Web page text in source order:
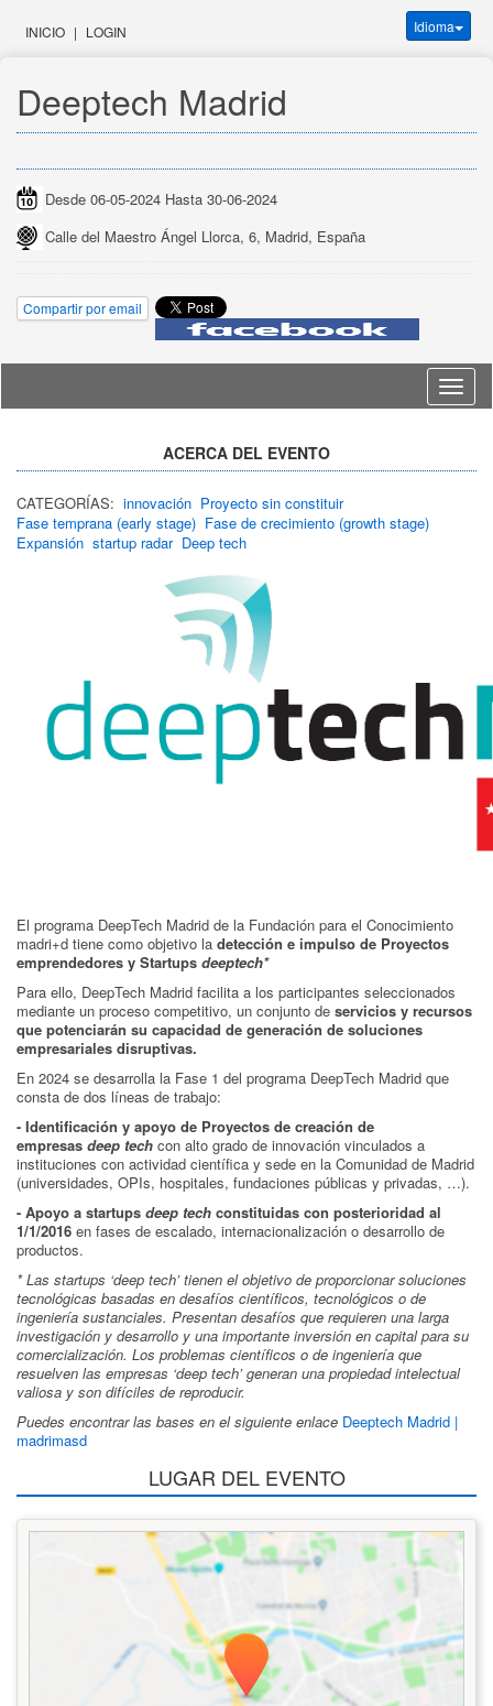
INICIO | LOGIN Idioma
Deeptech Madrid
Desde 06-05-2024 Hasta 30-06-2024
Calle del Maestro Ángel Llorca, 6, Madrid, España
Compartir por email
Idioma
ACERCA DEL EVENTO
CATEGORÍAS: innovación Proyecto sin constituir
Fase temprana (early stage) Fase de crecimiento (growth stage)
Expansión startup radar Deep tech
El programa DeepTech Madrid de la Fundación para el Conocimiento
madri+d tiene como objetivo la detección e impulso de Proyectos
emprendedores y Startups deeptech*
Para ello, DeepTech Madrid facilita a los participantes seleccionados
mediante un proceso competitivo, un conjunto de servicios y recursos
que potenciarán su capacidad de generación de soluciones
empresariales disruptivas.
En 2024 se desarrolla la Fase 1 del programa DeepTech Madrid que
consta de dos líneas de trabajo:
- Identificación y apoyo de Proyectos de creación de
empresas deep tech con alto grado de innovación vinculados a
instituciones con actividad científica y sede en la Comunidad de Madrid
(universidades, OPIs, hospitales, fundaciones públicas y privadas, …).
- Apoyo a startups deep tech constituidas con posterioridad al
1/1/2016 en fases de escalado, internacionalización o desarrollo de
productos.
* Las startups ‘deep tech’ tienen el objetivo de proporcionar soluciones
tecnológicas basadas en desafíos científicos, tecnológicos o de
ingeniería sustanciales. Presentan desafíos que requieren una larga
investigación y desarrollo y una importante inversión en capital para su
comercialización. Los problemas científicos o de ingeniería que
resuelven las empresas ‘deep tech’ generan una propiedad intelectual
valiosa y son difíciles de reproducir.
Puedes encontrar las bases en el siguiente enlace Deeptech Madrid |
madrimasd
LUGAR DEL EVENTO